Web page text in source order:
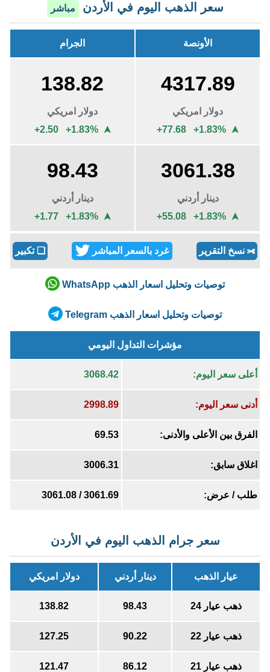
سعر الذهب اليوم في الأردن مباشر
الأونصة الجرام
4317.42
دولار امريكي
+77.20 +1.82%
➤
138.81
دولار امريكي
+2.48 +1.82%
➤
3061.05
دينار أردني
+54.73 +1.82%
➤
98.41
دينار أردني
+1.76 +1.82%
➤
✄ نسخ التقرير غرد بالسعر المباشر ❏تكبير
توصيات وتحليل اسعار الذهب WhatsApp
توصيات وتحليل اسعار الذهب Telegram
مؤشرات التداول اليومي
أعلى سعر اليوم: 3068.42
أدنى سعر اليوم: 2998.89
الفرق بين الأعلى والأدنى: 69.53
اغلاق سابق: 3006.31
طلب / عرض: 3061.31 / 3060.74
سعر جرام الذهب اليوم في الأردن
عيار الذهب دينار أردني دولار امريكي
ذهب عيار 24 98.41
138.81
ذهب عيار 22 90.21
127.24
ذهب عيار 21 86.11
121.46